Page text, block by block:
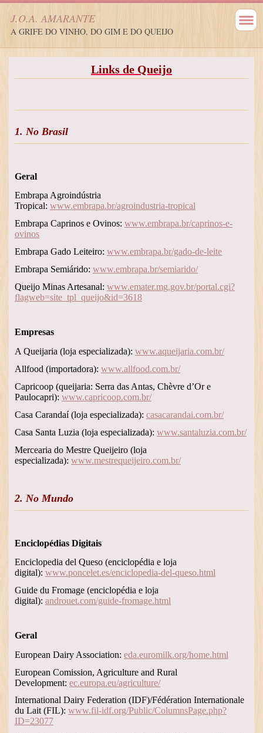
J.O.A. AMARANTE
A GRIFE DO VINHO, DO GIM E DO QUEIJO
Links de Queijo
1. No Brasil
Geral
Embrapa Agroindústria
Tropical: www.embrapa.br/agroindustria-tropical
Embrapa Caprinos e Ovinos: www.embrapa.br/caprinos-e-
ovinos
Embrapa Gado Leiteiro: www.embrapa.br/gado-de-leite
Embrapa Semiárido: www.embrapa.br/semiarido/
Queijo Minas Artesanal: www.emater.mg.gov.br/portal.cgi?
flagweb=site_tpl_queijo&id=3618
Empresas
A Queijaria (loja especializada): www.aqueijaria.com.br/
Allfood (importadora): www.allfood.com.br/
Capricoop (queijaria: Serra das Antas, Chèvre d’Or e
Paulocapri): www.capricoop.com.br/
Casa Carandaí (loja especializada): casacarandai.com.br/
Casa Santa Luzia (loja especializada): www.santaluzia.com.br/
Mercearia do Mestre Queijeiro (loja
especializada): www.mestrequeijeiro.com.br/
2. No Mundo
Enciclopédias Digitais
Enciclopedia del Queso (enciclopédia e loja
digital): www.poncelet.es/enciclopedia-del-queso.html
Guide du Fromage (enciclopédia e loja
digital): androuet.com/guide-fromage.html
Geral
European Dairy Association: eda.euromilk.org/home.html
European Comission, Agriculture and Rural
Development: ec.europa.eu/agriculture/
International Dairy Federation (IDF)/Fédération Internationale
du Lait (FIL): www.fil-idf.org/Public/ColumnsPage.php?
ID=23077